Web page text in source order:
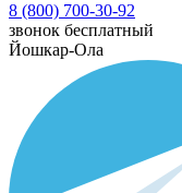
8 (800) 700-30-92
звонок бесплатный
Йошкар-Ола